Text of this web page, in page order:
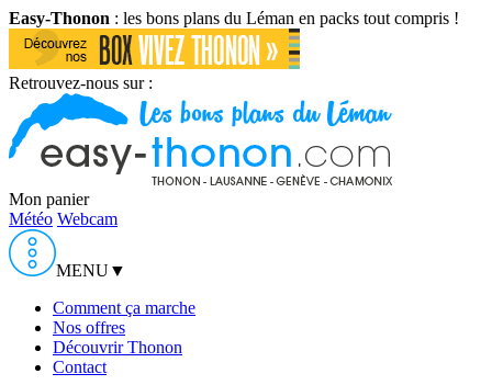
Easy-Thonon : les bons plans du Léman en packs tout compris !
Retrouvez-nous sur :
Mon panier
Météo Webcam
MENU▼
Comment ça marche
Nos offres
Découvrir Thonon
Contact